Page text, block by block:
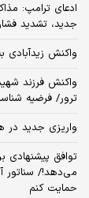
ادعای ترامپ:
جدید، تشدید
واکنش
واکنش فرزند
ترور/ فرضیه
واریزی جدید در
می‌دهد!/ سناتور
حمایت کنم